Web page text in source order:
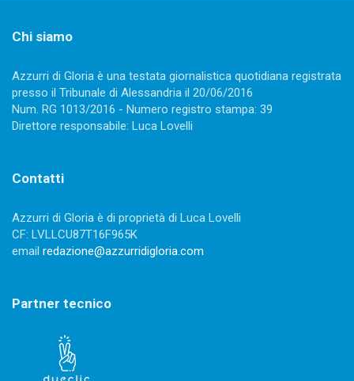
Chi siamo
Azzurri di Gloria è una testata giornalistica quotidiana registrata
presso il Tribunale di Alessandria il 20/06/2016
Num. RG 1013/2016 - Numero registro stampa: 39
Direttore responsabile: Luca Lovelli
Contatti
Azzurri di Gloria è di proprietà di Luca Lovelli
CF: LVLLCU87T16F965K
email redazione@azzurridigloria.com
Partner tecnico